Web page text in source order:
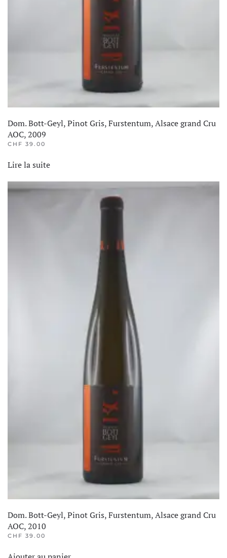
Dom. Bott-Geyl, Pinot Gris, Furstentum, Alsace grand Cru
AOC, 2009
CHF 39.00
Lire la suite
Dom. Bott-Geyl, Pinot Gris, Furstentum, Alsace grand Cru
AOC, 2010
CHF 39.00